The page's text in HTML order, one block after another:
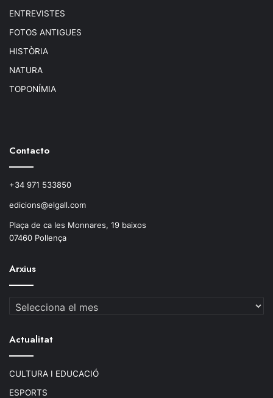
ENTREVISTES
FOTOS ANTIGUES
HISTÒRIA
NATURA
TOPONÍMIA
Contacto
+34 971 533850
edicions@elgall.com
Plaça de ca les Monnares, 19 baixos
07460 Pollença
Arxius
Arxius
Actualitat
CULTURA I EDUCACIÓ
ESPORTS